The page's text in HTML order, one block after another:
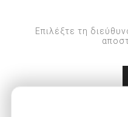
Επιλέξτε τη